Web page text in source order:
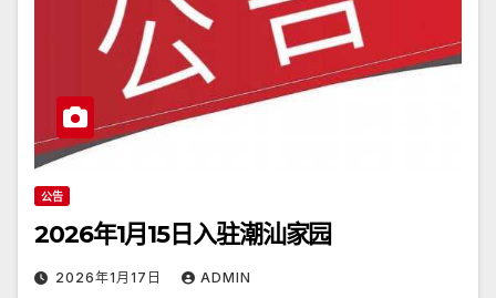
公告
2026年1月15日入驻潮汕家园
2026年1月17日 ADMIN